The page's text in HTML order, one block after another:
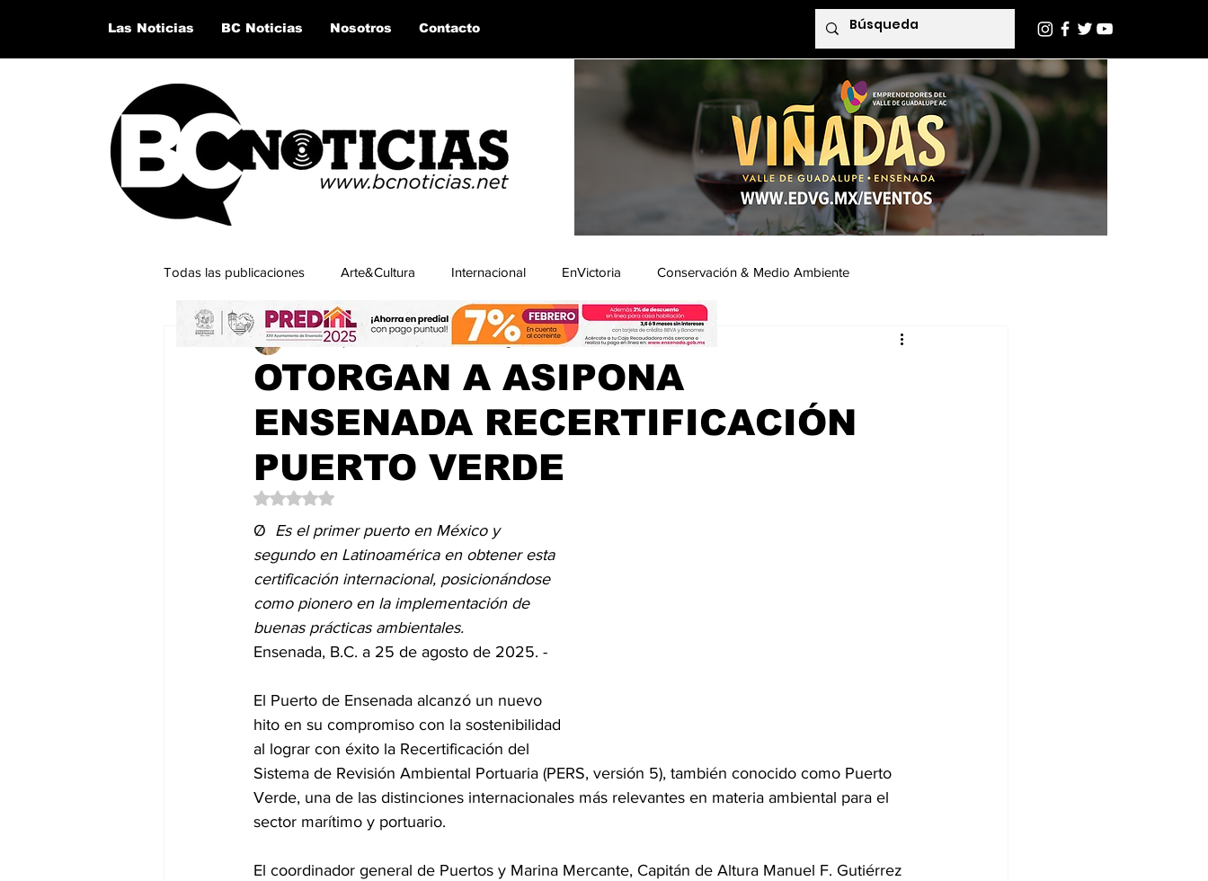
Las Noticias BC Noticias Nosotros Contacto
Todas las publicaciones Arte&Cultura Internacional EnVictoria Conservación & Medio Ambiente
Lo último del momento San Quintín, BC Bahía de los Ángeles, BC Columnas Invitadas Indaba Editorial
EntramadoBC Tijuana, Baja California Ciencia & Tech Tecate, Baja California
OTORGAN A ASIPONA
ENSENADA RECERTIFICACIÓN
PUERTO VERDE
César Esparza Ramón|BCNoticias26 ago 20253 min de lectura
Obtuvo NaN de 5 estrellas.
Ø Es el primer puerto en México y
segundo en Latinoamérica en obtener esta
certificación internacional, posicionándose
como pionero en la implementación de
buenas prácticas ambientales.
Ensenada, B.C. a 25 de agosto de 2025. -
El Puerto de Ensenada alcanzó un nuevo
hito en su compromiso con la sostenibilidad
al lograr con éxito la Recertificación del
Sistema de Revisión Ambiental Portuaria (PERS, versión 5), también conocido como Puerto
Verde, una de las distinciones internacionales más relevantes en materia ambiental para el
sector marítimo y portuario.
El coordinador general de Puertos y Marina Mercante, Capitán de Altura Manuel F. Gutiérrez